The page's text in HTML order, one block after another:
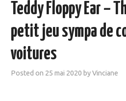
QUI SUIS-JE?
RESSOURCES TICE
Teddy Floppy Ear –
petit jeu sympa de
voitures
Posted on 25 mai 2020 byVinciane